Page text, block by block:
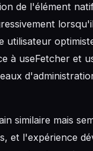
de l'élément
utilisateur
à useFetcher et
similaire mais
et l'expérience